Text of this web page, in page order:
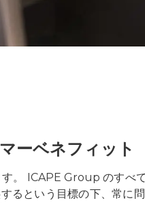
ーベネフィット
。 ICAPE Group のすべ
るという目標の下、常に